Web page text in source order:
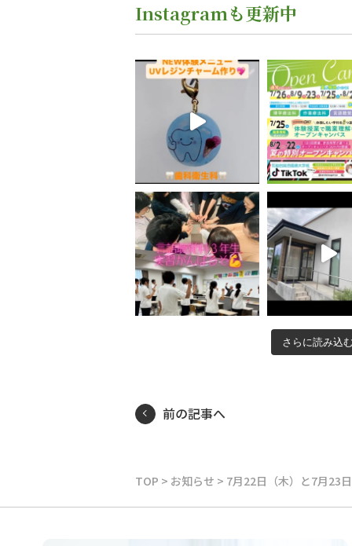
Instagramも更新中
さらに読み込
前の記事へ
TOP > お知らせ > 7月22日（木）と7月23